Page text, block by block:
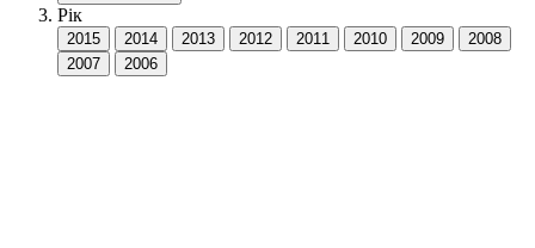
Рік
2015 2014 2013 2012 2011 2010 2009
2008
2007
2006